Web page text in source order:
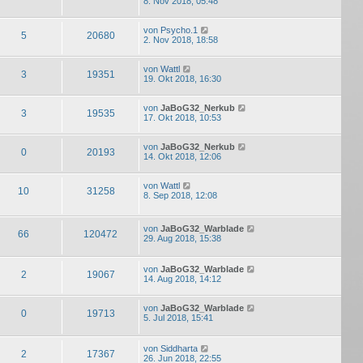
5 20680 von Psycho.1
2. Nov 2018, 18:58
3 19351 von Wattl
19. Okt 2018, 16:30
3 19535 von JaBoG32_Nerkub
17. Okt 2018, 10:53
0 20193 von JaBoG32_Nerkub
14. Okt 2018, 12:06
10 31258 von Wattl
8. Sep 2018, 12:08
66 120472 von JaBoG32_Warblade
29. Aug 2018, 15:38
2 19067 von JaBoG32_Warblade
14. Aug 2018, 14:12
0 19713 von JaBoG32_Warblade
5. Jul 2018, 15:41
2 17367 von Siddharta
26. Jun 2018, 22:55